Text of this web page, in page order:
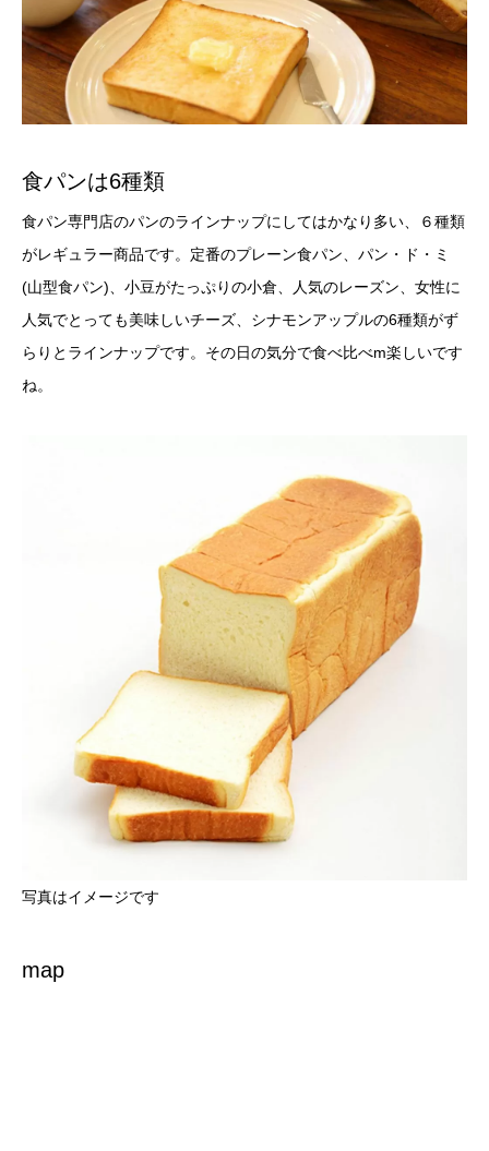
食パンは6種類
食パン専門店のパンのラインナップにしてはかなり多い、６種類
がレギュラー商品です。定番のプレーン食パン、パン・ド・ミ
(山型食パン)、小豆がたっぷりの小倉、人気のレーズン、女性に
人気でとっても美味しいチーズ、シナモンアップルの6種類がず
らりとラインナップです。その日の気分で食べ比べm楽しいです
ね。
写真はイメージです
map